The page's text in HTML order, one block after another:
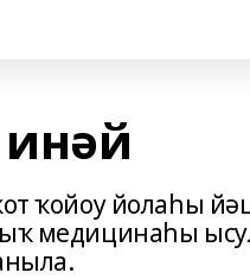
ҡойоу йолаһы
медицинаһы